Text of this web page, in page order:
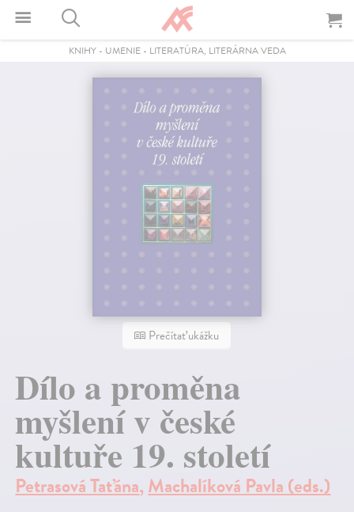
KNIHY- UMENIE- LITERATÚRA, LITERÁRNA VEDA
Prečítať ukážku
Dílo a proměna
myšlení v české
kultuře 19. století
Petrasová Taťána,Machalíková Pavla (eds.)